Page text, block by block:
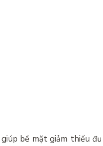
bề mặt giảm thiểu